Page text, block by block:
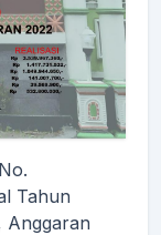
Tahun
Anggaran